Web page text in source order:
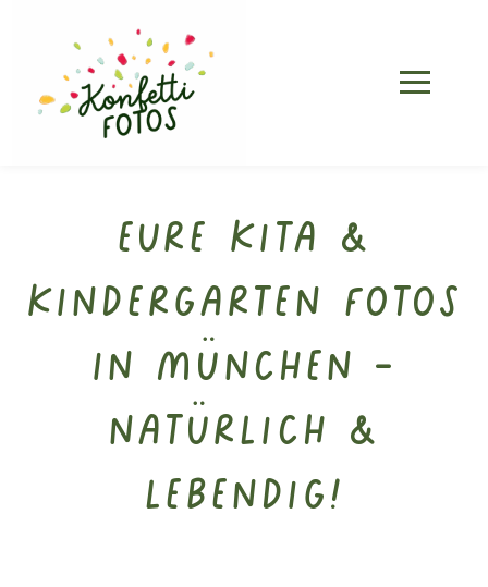
Eure Kita &
Kindergarten Fotos
in München –
natürlich &
lebendig!